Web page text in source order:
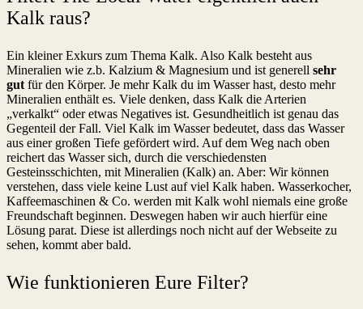
Kalk raus?
Ein kleiner Exkurs zum Thema Kalk. Also Kalk besteht aus
Mineralien wie z.b. Kalzium & Magnesium und ist generell sehr
gut für den Körper. Je mehr Kalk du im Wasser hast, desto mehr
Mineralien enthält es. Viele denken, dass Kalk die Arterien
„verkalkt“ oder etwas Negatives ist. Gesundheitlich ist genau das
Gegenteil der Fall. Viel Kalk im Wasser bedeutet, dass das Wasser
aus einer großen Tiefe gefördert wird. Auf dem Weg nach oben
reichert das Wasser sich, durch die verschiedensten
Gesteinsschichten, mit Mineralien (Kalk) an. Aber: Wir können
verstehen, dass viele keine Lust auf viel Kalk haben. Wasserkocher,
Kaffeemaschinen & Co. werden mit Kalk wohl niemals eine große
Freundschaft beginnen. Deswegen haben wir auch hierfür eine
Lösung parat. Diese ist allerdings noch nicht auf der Webseite zu
sehen, kommt aber bald.
Wie funktionieren Eure Filter?